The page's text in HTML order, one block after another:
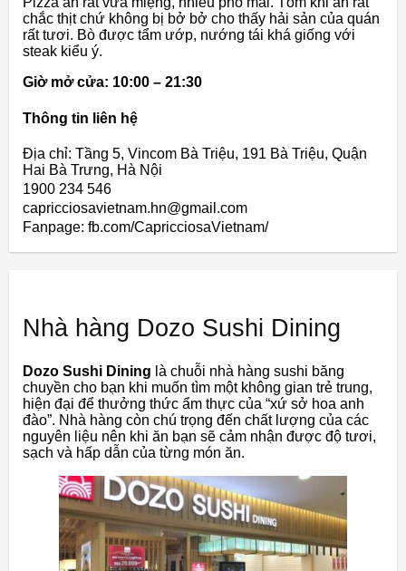
chắc thịt chứ không bị bở bở cho thấy hải sản của quán
rất tươi. Bò được tẩm ướp, nướng tái khá giống với
steak kiểu ý.
Giờ mở cửa: 10:00 – 21:30
Thông tin liên hệ
Địa chỉ: Tầng 5, Vincom Bà Triệu, 191 Bà Triệu, Quận
Hai Bà Trưng, Hà Nội
1900 234 546
capricciosavietnam.hn@gmail.com
Fanpage: fb.com/CapricciosaVietnam/
Nhà hàng Dozo Sushi Dining
Dozo Sushi Dining là chuỗi nhà hàng sushi băng
chuyền cho bạn khi muốn tìm một không gian trẻ trung,
hiện đại để thưởng thức ẩm thực của “xứ sở hoa anh
đào”. Nhà hàng còn chú trọng đến chất lượng của các
nguyên liệu nên khi ăn bạn sẽ cảm nhận được độ tươi,
sạch và hấp dẫn của từng món ăn.